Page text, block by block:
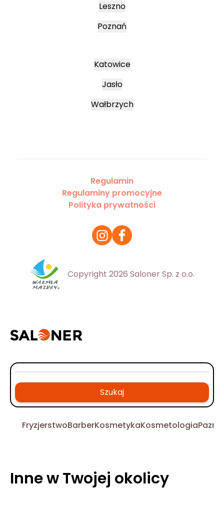
Leszno
Poznań
Katowice
Jasło
Wałbrzych
Regulamin
Regulaminy promocyjne
Polityka prywatności
Copyright 2026 Saloner Sp. z o.o.
Szukaj
FryzjerstwoBarberKosmetykaKosmetologia
Inne w Twojej okolicy